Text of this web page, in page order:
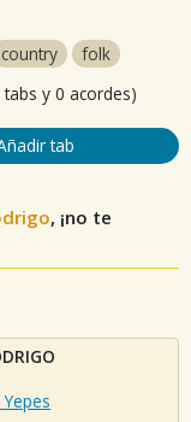
country
folk
y 0 acordes)
tab
, ¡no te